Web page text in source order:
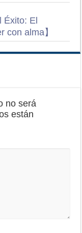
Éxito: El
con alma】
no será
están